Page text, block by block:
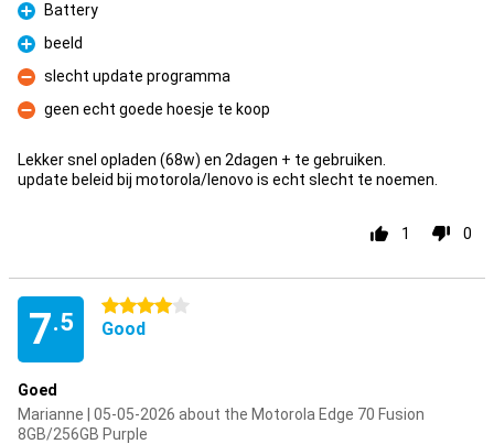
Pro
Battery
Pro
beeld
Con
slecht update programma
Con
geen echt goede hoesje te koop
Lekker snel opladen (68w) en 2dagen + te gebruiken.
update beleid bij motorola/lenovo is echt slecht te noemen.
1 0
7.5
4 stars
Good
Goed
Marianne | 05-05-2026 about the Motorola Edge 70 Fusion
8GB/256GB Purple